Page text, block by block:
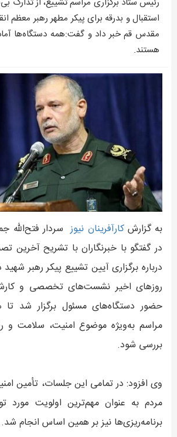
استقبال و بدرقه برای پیکر مطهر رهبر معظم
مقدس قم خبر داد و گفت:همه دستگاه‌ها
هستند.
به گزارشکارآفرينان نيوزسردار فتح‌الله
در گفتگو با خبرنگاران با تشریح آخرین
درباره برگزاری آیین تشییع پیکر رهبر
روزهای اخیر نشست‌های تخصصی و
حضور دستگاه‌های مسئول برگزار شد تا
مراسم به‌ویژه موضوع امنیت، سلامت و
بررسی شود.
وی افزود: در تمامی این جلسات، تأمین
مردم به عنوان مهم‌ترین اولویت مورد
برنامه‌ریزی‌ها نیز بر همین اساس انجام شد.